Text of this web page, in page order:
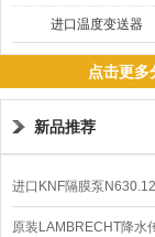
进口温度变送器
点击更多
新品推荐
进口KNF隔膜泵
泵价格
原装LAMBRECHT降水